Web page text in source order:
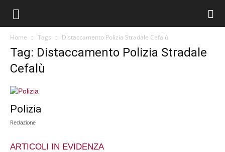
Home Tags Distaccamento Polizia Stradale Cefalù
Tag: Distaccamento Polizia Stradale
Cefalù
Polizia
Redazione
ARTICOLI IN EVIDENZA